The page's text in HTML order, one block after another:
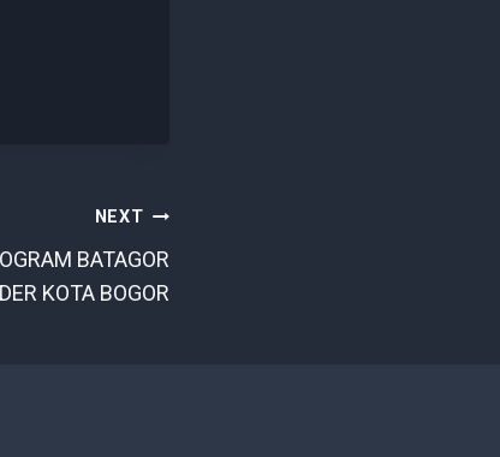
NEXT
BATAGOR
KOTA BOGOR